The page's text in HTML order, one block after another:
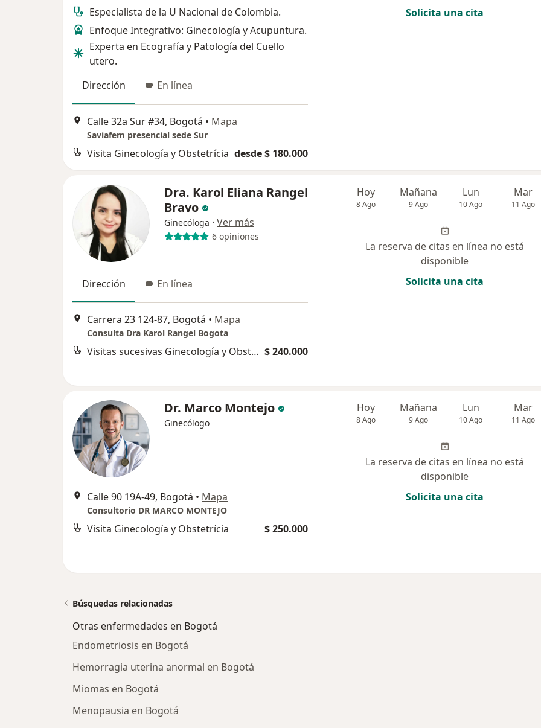
Especialista de la U Nacional de Colombia.
Enfoque Integrativo: Ginecología y Acupuntura.
Experta en Ecografía y Patología del Cuello
utero.
Dirección
En línea
Calle 32a Sur #34, Bogotá • Mapa
Saviafem presencial sede Sur
Visita Ginecología y Obstetrícia desde $ 180.000
Solicita una cita
Dra. Karol Eliana Rangel
Bravo
Ginecóloga · Ver más
6 opiniones
Dirección En línea
Carrera 23 124-87, Bogotá • Mapa
Consulta Dra Karol Rangel Bogota
Visitas sucesivas Ginecología y Obstetrícia $ 240.000
Hoy
8 Ago
Mañana
9 Ago
Lun
10 Ago
Mar
11 Ago
La reserva de citas en línea no está
disponible
Solicita una cita
Dr. Marco Montejo
Ginecólogo
Calle 90 19A-49, Bogotá • Mapa
Consultorio DR MARCO MONTEJO
Visita Ginecología y Obstetrícia $ 250.000
Hoy
8 Ago
Mañana
9 Ago
Lun
10 Ago
Mar
11 Ago
La reserva de citas en línea no está
disponible
Solicita una cita
Búsquedas relacionadas
Otras enfermedades en Bogotá
Endometriosis en Bogotá
Hemorragia uterina anormal en Bogotá
Miomas en Bogotá
Menopausia en Bogotá